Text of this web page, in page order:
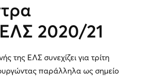
2020/21
της ΕΛΣ συνεχίζει για τρίτη
παράλληλα ως σημείο